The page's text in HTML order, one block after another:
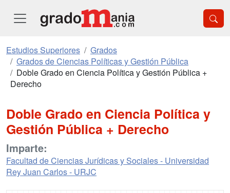
Estudios Superiores
Grados
Grados de Ciencias Políticas y Gestión Pública
Doble Grado en Ciencia Política y Gestión Pública +
Derecho
Doble Grado en Ciencia Política y
Gestión Pública + Derecho
Imparte:
Facultad de Ciencias Jurídicas y Sociales - Universidad
Rey Juan Carlos - URJC